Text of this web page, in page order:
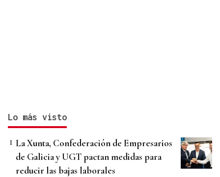
Lo más visto
La Xunta, Confederación de Empresarios
de Galicia y UGT pactan medidas para
reducir las bajas laborales